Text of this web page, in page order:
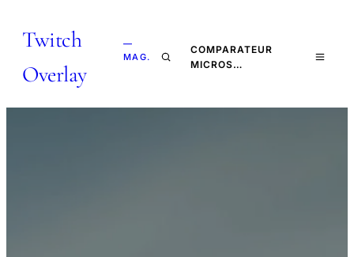
Twitch
Overlay
—
MAG.
COMPARATEUR
MICROS…